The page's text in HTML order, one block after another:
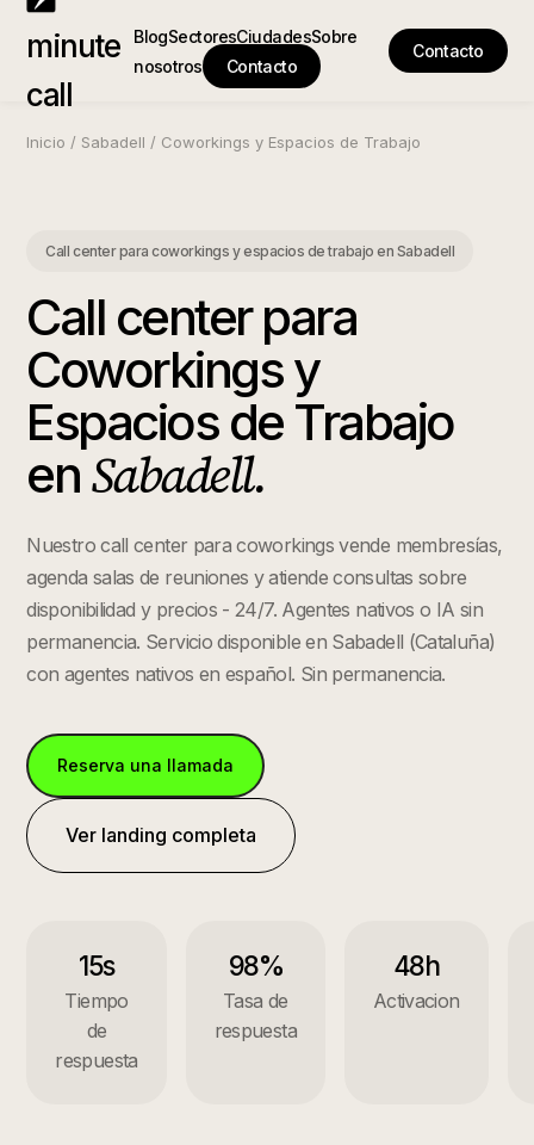
minute
call
BlogSectoresCiudadesSobre
nosotros
Contacto
Contacto
Inicio / Sabadell / Coworkings y Espacios de Trabajo
Call center para coworkings y espacios de trabajo en Sabadell
Call center para
Coworkings y
Espacios de Trabajo
enSabadell.
Nuestro call center para coworkings vende membresías,
agenda salas de reuniones y atiende consultas sobre
disponibilidad y precios - 24/7. Agentes nativos o IA sin
permanencia. Servicio disponible en Sabadell (Cataluña)
con agentes nativos en español. Sin permanencia.
Reserva una llamada
Ver landing completa
15s
Tiempo
de
respuesta
98%
Tasa de
respuesta
48h
Activacion